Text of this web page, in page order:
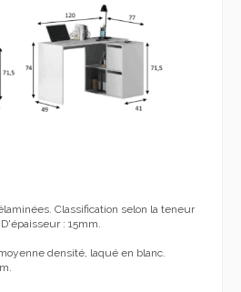
Classification selon la teneur
: 15mm.
densité, laqué en blanc.